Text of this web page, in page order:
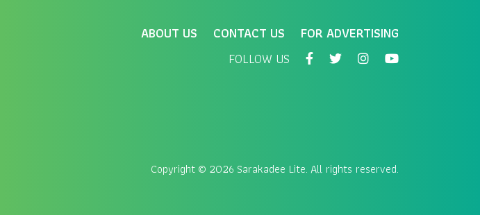
ABOUT US CONTACT US
FOR ADVERTISING
FOLLOW US
Copyright © 2026 Sarakadee Lite. All rights reserved.